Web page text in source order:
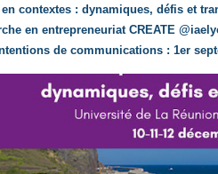
contextes : dynamiques, défis et
en entrepreneuriat CREATE
de communications : 1er